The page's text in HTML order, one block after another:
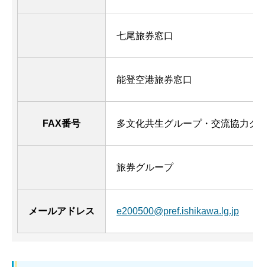
七尾旅券窓口
能登空港旅券窓口
FAX番号 多文化共生グループ・交流協力グ
旅券グループ
メールアドレス e200500@pref.ishikawa.lg.jp